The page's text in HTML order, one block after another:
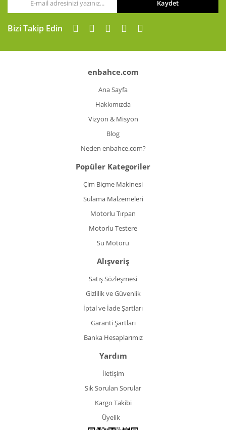
Kaydet
Bizi Takip Edin
enbahce.com
Ana Sayfa
Hakkımızda
Vizyon & Misyon
Blog
Neden enbahce.com?
Popüler Kategoriler
Çim Biçme Makinesi
Sulama Malzemeleri
Motorlu Tırpan
Motorlu Testere
Su Motoru
Alışveriş
Satış Sözleşmesi
Gizlilik ve Güvenlik
İptal ve İade Şartları
Garanti Şartları
Banka Hesaplarımız
Yardım
İletişim
Sık Sorulan Sorular
Kargo Takibi
Üyelik